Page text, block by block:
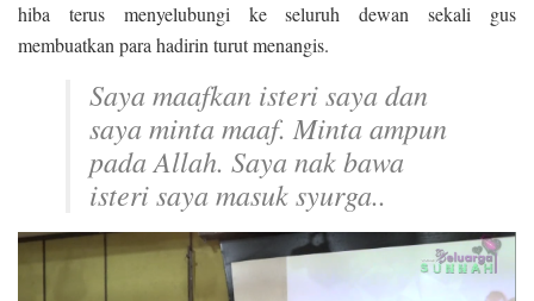
hiba terus menyelubungi ke seluruh dewan sekali gus
membuatkan para hadirin turut menangis.
Saya maafkan isteri saya dan
saya minta maaf. Minta ampun
pada Allah. Saya nak bawa
isteri saya masuk syurga..